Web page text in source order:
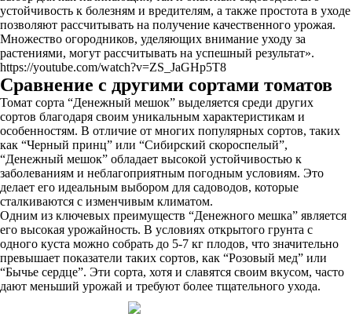
устойчивость к болезням и вредителям, а также простота в уходе
позволяют рассчитывать на получение качественного урожая.
Множество огородников, уделяющих внимание уходу за
растениями, могут рассчитывать на успешный результат».
https://youtube.com/watch?v=ZS_JaGHp5T8
Сравнение с другими сортами томатов
Томат сорта “Денежный мешок” выделяется среди других
сортов благодаря своим уникальным характеристикам и
особенностям. В отличие от многих популярных сортов, таких
как “Черный принц” или “Сибирский скороспелый”,
“Денежный мешок” обладает высокой устойчивостью к
заболеваниям и неблагоприятным погодным условиям. Это
делает его идеальным выбором для садоводов, которые
сталкиваются с изменчивым климатом.
Одним из ключевых преимуществ “Денежного мешка” является
его высокая урожайность. В условиях открытого грунта с
одного куста можно собрать до 5-7 кг плодов, что значительно
превышает показатели таких сортов, как “Розовый мед” или
“Бычье сердце”. Эти сорта, хотя и славятся своим вкусом, часто
дают меньший урожай и требуют более тщательного ухода.